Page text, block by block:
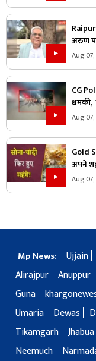
अरुण
पुलिस,
Aug
CG
धमकी,
पुलिस ने
Aug
Gold
अपने
Aug
Mp News: Ujjain
Alirajpur Anuppur
Guna
Umaria
Dewas
Tikamgarh Jhabua
Neemuch